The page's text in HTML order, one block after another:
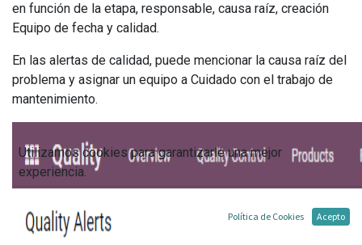
en función de la etapa, responsable, causa raíz, creación
Equipo de fecha y calidad.
En las alertas de calidad, puede mencionar la causa raíz del
problema y asignar un equipo a Cuidado con el trabajo de
mantenimiento.
Utilizamos cookies para garantizarle una mejor
experiencia.
Política de Cookies Acepto